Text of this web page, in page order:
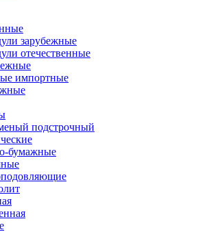
зарубежные
отечественные
импортные
подстрочный
бумажные